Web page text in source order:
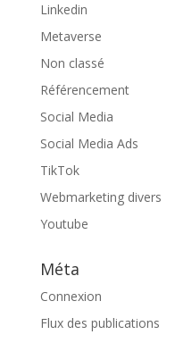
Linkedin
Metaverse
Non classé
Référencement
Social Media
Social Media Ads
TikTok
Webmarketing divers
Youtube
Méta
Connexion
Flux des publications